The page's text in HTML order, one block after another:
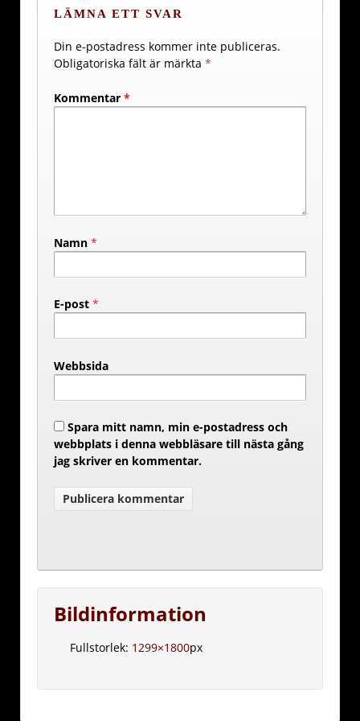
LÄMNA ETT SVAR
Din e-postadress kommer inte publiceras.
Obligatoriska fält är märkta *
Kommentar *
Namn *
E-post *
Webbsida
Spara mitt namn, min e-postadress och
webbplats i denna webbläsare till nästa gång
jag skriver en kommentar.
Bildinformation
Fullstorlek: 1299×1800px